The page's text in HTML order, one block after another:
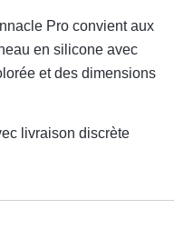
Pro convient aux
en silicone avec
et des dimensions
livraison discrète